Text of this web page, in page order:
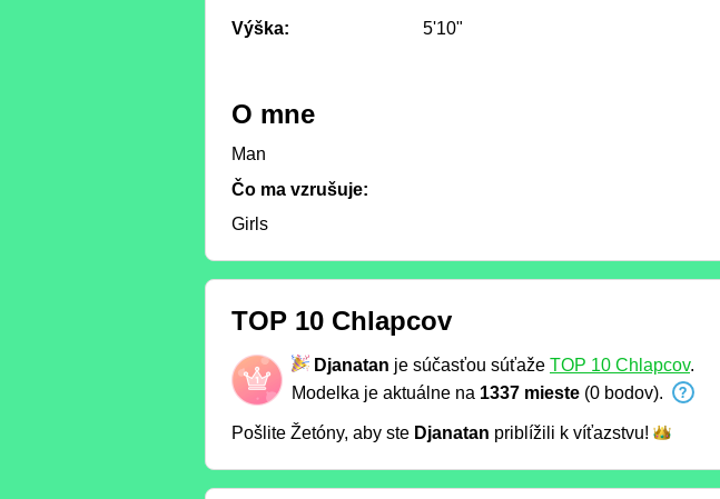
Výška: 5'10"
O mne
Man
Čo ma vzrušuje:
Girls
TOP 10 Chlapcov
Djanatan je súčasťou súťaže TOP 10 Chlapcov.
Modelka je aktuálne na 1337 mieste (0 bodov).
Pošlite Žetóny, aby ste Djanatan priblížili k víťazstvu!